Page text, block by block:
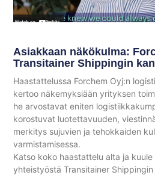
Asiakkaan näkökulma:
Transitainer Shippingin
Haastattelussa Forchem Oyj:n
kertoo näkemyksiään yrityksen
he arvostavat eniten
korostuvat luotettavuuden,
merkitys sujuvien ja tehokkaiden
varmistamisessa.
Katso koko haastattelu alta ja
yhteistyöstä Transitainer Shippingin